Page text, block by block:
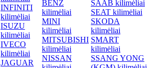
INFINITI
kilimėliai
ISUZU
kilimėliai
IVECO
kilimėliai
JAGUAR
BENZ
kilimėliai
MINI
kilimėliai
MITSUBISHI
kilimėliai
NISSAN
SAAB kilimėliai
SEAT kilimėliai
SKODA
kilimėliai
SMART
kilimėliai
SSANG YONG